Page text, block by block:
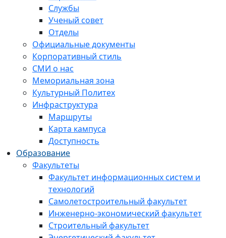
Службы
Ученый совет
Отделы
Официальные документы
Корпоративный стиль
СМИ о нас
Мемориальная зона
Культурный Политех
Инфраструктура
Маршруты
Карта кампуса
Доступность
Образование
Факультеты
Факультет информационных систем и
технологий
Самолетостроительный факультет
Инженерно-экономический факультет
Строительный факультет